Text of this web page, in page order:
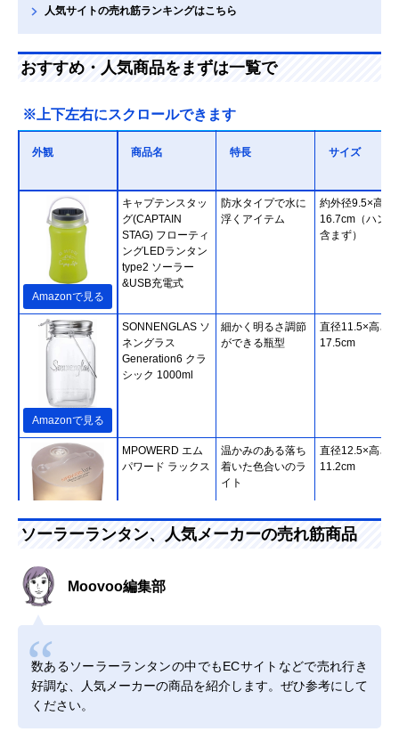
人気サイトの売れ筋ランキングはこちら
おすすめ・人気商品をまずは一覧で
※上下左右にスクロールできます
外観 商品名 特長 サイズ
Amazonで見る
キャプテンスタッ
グ(CAPTAIN
STAG) フローティ
ングLEDランタン
type2 ソーラー
&USB充電式
防水タイプで水に
浮くアイテム
約外径9.5×高さ
16.7cm（ハン
含まず）
Amazonで見る
SONNENGLAS ソ
ネングラス
Generation6 クラ
シック 1000ml
細かく明るさ調節
ができる瓶型
直径11.5×高さ
17.5cm
Amazonで見る
‎MPOWERD エム
パワード ラックス
温かみのある落ち
着いた色合いのラ
イト
直径12.5×高さ
11.2cm
Amazonで見る
できるソーラーラ
Amazonで見る
DS-60S
用
ソーラーランタン、人気メーカーの売れ筋商品
Moovoo編集部
数あるソーラーランタンの中でもECサイトなどで売れ行き
好調な、人気メーカーの商品を紹介します。ぜひ参考にして
ください。